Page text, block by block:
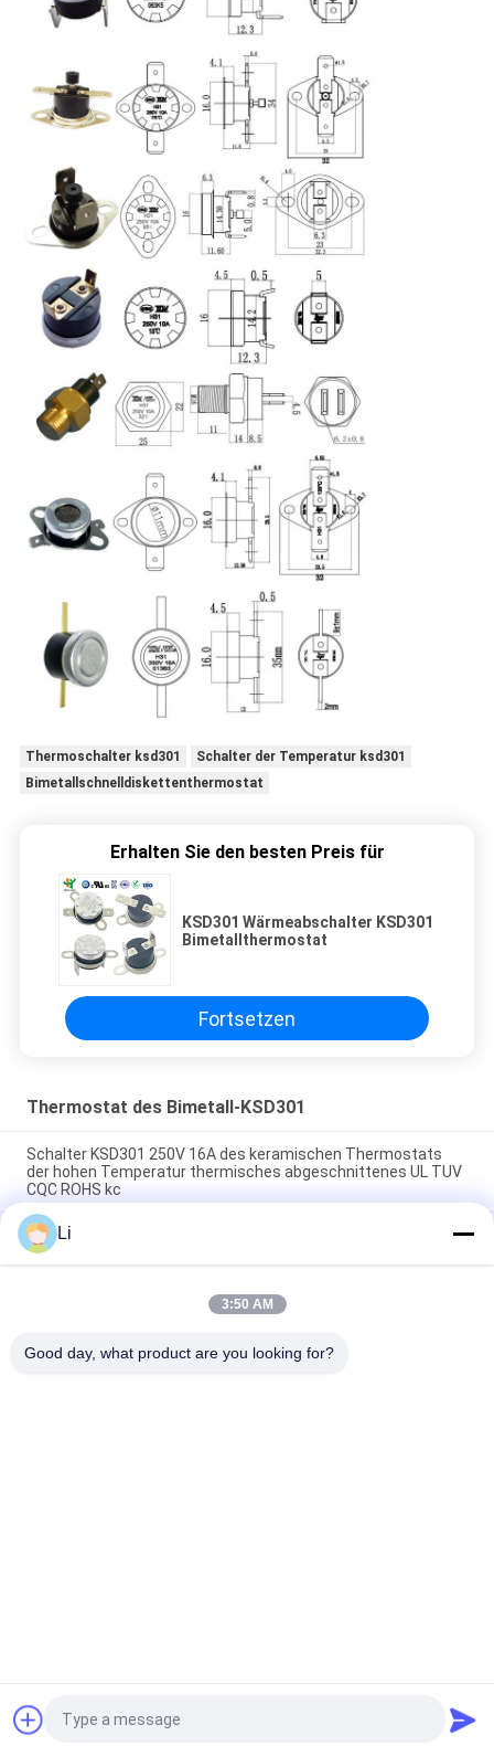
Thermoschalter ksd301
Schalter der Temperatur ksd301
Bimetallschnelldiskettenthermostat
Erhalten Sie den besten Preis für
KSD301 Wärmeabschalter KSD301
Bimetallthermostat
Fortsetzen
Thermostat des Bimetall-KSD301
Schalter KSD301 250V 16A des keramischen Thermostats
der hohen Temperatur thermisches abgeschnittenes UL TUV
CQC ROHS kc
Bimetallische Disketten-Schnellaktions-Thermostate,
niedriger temperaturbegrenzter Bedienschalter H31 250V 10
13C
Schnellaktions-Art bimetallische Energie Wechselstroms
Fordern Sie ein Angebot
Li
3:50 AM
Good day, what product are you looking for?